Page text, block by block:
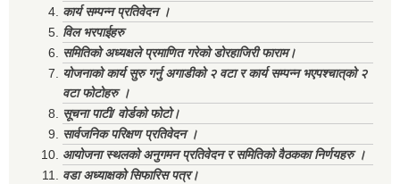
कार्य सम्पन्न प्रतिवेदन ।
विल भरपाईहरु
समितिको अध्यक्षले प्रमाणित गरेको डोरहाजिरी फाराम।
योजनाको कार्य सुरु गर्नु अगाडीको २ वटा र कार्य सम्पन्न भएपश्चात्‌को २
वटा फोटोहरु ।
सूचना पाटी/ वोर्डको फोटो।
सार्वजनिक परिक्षण प्रतिवेदन ।
आयोजना स्थलको अनुगमन प्रतिवेदन र समितिको वैठकका निर्णयहरु ।
वडा अध्याक्षको सिफारिस पत्र।